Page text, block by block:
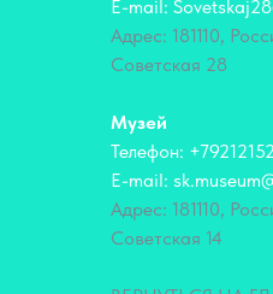
E-mail:
Адрес: 181110,
Советская 28
Музей
Телефон:
E-mail:
Адрес: 181110,
Советская 14